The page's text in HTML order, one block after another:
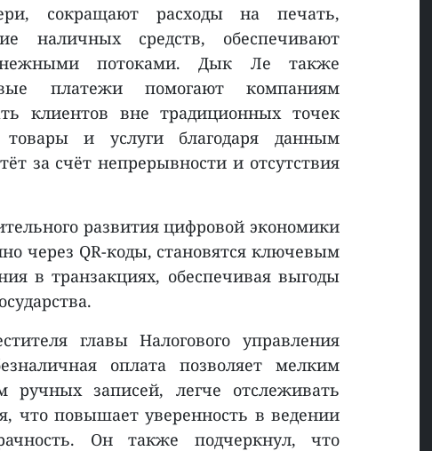
сокращают расходы на печать,
наличных средств, обеспечивают
потоками. Дык Ле также
платежи помогают компаниям
клиентов вне традиционных точек
и услуги благодаря данным
за счёт непрерывности и отсутствия
развития цифровой экономики
через QR-коды, становятся ключевым
в транзакциях, обеспечивая выгоды
главы Налогового управления
оплата позволяет мелким
ручных записей, легче отслеживать
что повышает уверенность в ведении
Он также подчеркнул, что